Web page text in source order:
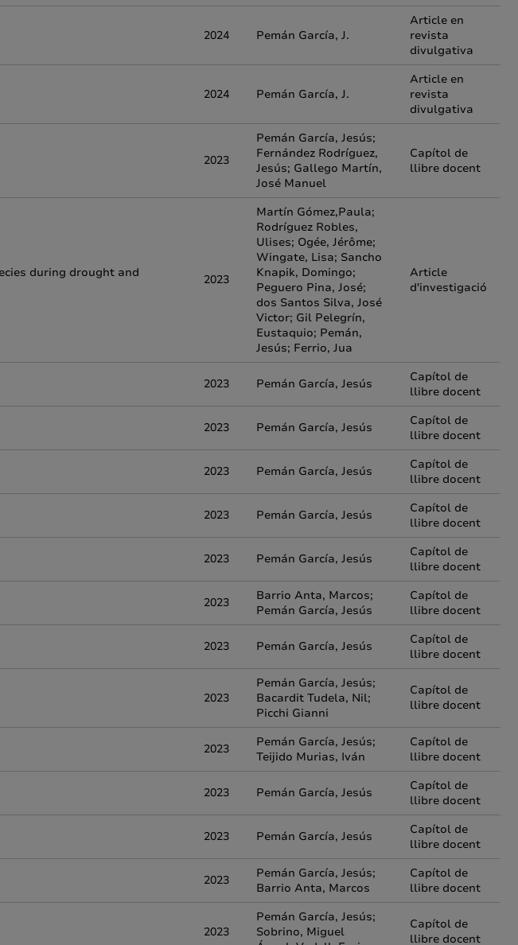
2024 Pemán García, J.
Article en
revista
divulgativa
2024 Pemán García, J.
Article en
revista
divulgativa
2023
Pemán García, Jesús;
Fernández Rodríguez,
Jesús; Gallego Martín,
José Manuel
Capítol de
llibre docent
during drought and
2023
Martín Gómez,Paula;
Rodríguez Robles,
Ulises; Ogée, Jérôme;
Wingate, Lisa; Sancho
Knapik, Domingo;
Peguero Pina, José;
dos Santos Silva, José
Victor; Gil Pelegrín,
Eustaquio; Pemán,
Jesús; Ferrio, Jua
Article
d'investigació
2023 Pemán García, Jesús
Capítol de
llibre docent
2023 Pemán García, Jesús
Capítol de
llibre docent
2023 Pemán García, Jesús
Capítol de
llibre docent
2023 Pemán García, Jesús
Capítol de
llibre docent
2023 Pemán García, Jesús
Capítol de
llibre docent
2023
Barrio Anta, Marcos;
Pemán García, Jesús
Capítol de
llibre docent
2023 Pemán García, Jesús
Capítol de
llibre docent
2023
Pemán García, Jesús;
Bacardit Tudela, Nil;
Picchi Gianni
Capítol de
llibre docent
2023
Pemán García, Jesús;
Teijido Murias, Iván
Capítol de
llibre docent
2023 Pemán García, Jesús
Capítol de
llibre docent
2023 Pemán García, Jesús
Capítol de
llibre docent
2023
Pemán García, Jesús;
Barrio Anta, Marcos
Capítol de
llibre docent
2023
Pemán García, Jesús;
Sobrino, Miguel
Capítol de
llibre docent